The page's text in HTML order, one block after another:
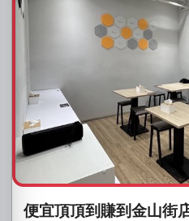
便宜頂頂到賺到金山街